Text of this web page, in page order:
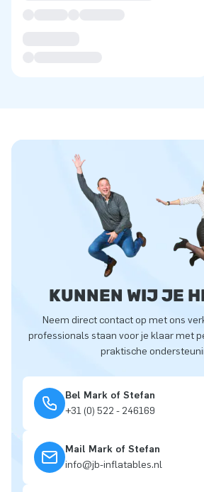
KUNNEN WIJ JE
Neem direct contact op met ons
professionals staan voor je klaar met
praktische
Bel Mark of Stefan
+31 (0) 522 - 246169
Mail Mark of Stefan
info@jb-inflatables.nl